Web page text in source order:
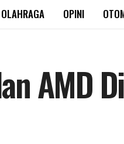
OLAHRAGA OPINI
AMD